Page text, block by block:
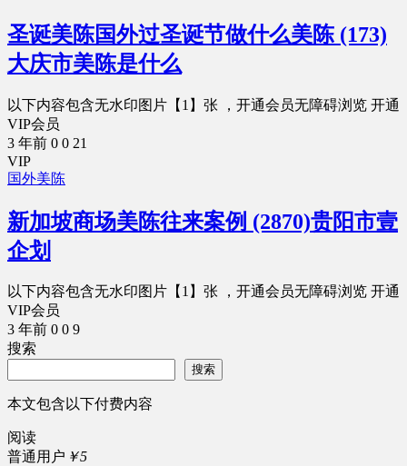
圣诞美陈国外过圣诞节做什么美陈 (173)
大庆市美陈是什么
以下内容包含无水印图片【1】张 ，开通会员无障碍浏览 开通
VIP会员
3 年前 0 0 21
VIP
国外美陈
新加坡商场美陈往来案例 (2870)贵阳市壹
企划
以下内容包含无水印图片【1】张 ，开通会员无障碍浏览 开通
VIP会员
3 年前 0 0 9
搜索
搜索
本文包含以下付费内容
阅读
普通用户 ￥5